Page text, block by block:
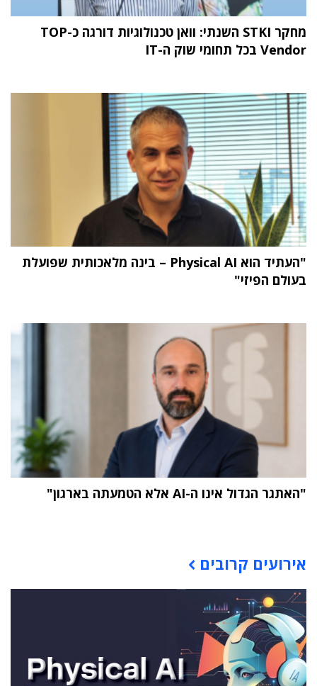
מחקר STKI השנתי: וואן טכנולוגיות דורגה כ-TOP
Vendor בכל תחומי שוק ה-IT
"העתיד הוא Physical AI – בינה מלאכותית שפועלת
בעולם הפיזי"
"האתגר הגדול אינו ה-AI אלא הטמעתה בארגון"
אירועים קרובים